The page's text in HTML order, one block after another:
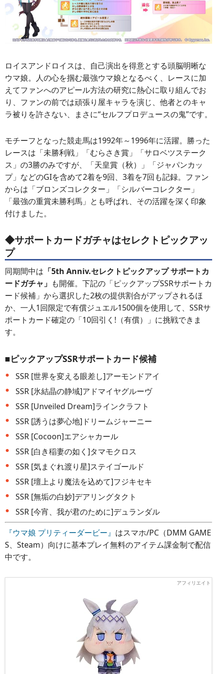
ロイスアンドロイスは、自己演出を得意とする頭脳明晰な
ウマ娘。人の心を掴む最強ウマ娘となるべく、レースに加
えてファンへのアピール方法の研究に熱心に取り組んでお
り、ファンの前では頑張り屋キャラを演じ、他者とのキャ
ラ被りを許さない、まさに“セルフプロデュースの鬼”です。
モチーフとなった競走馬は1992年～1996年に活躍。勝った
レースは「未勝利戦」「むらさき賞」「サロベツステーク
ス」の3勝のみですが、「天皇賞（秋）」「ジャパンカッ
プ」などのGIを含めて2着を9回、3着を7回も記録。ファン
からは「ブロンズコレクター」「シルバーコレクター」
「最強の重賞未勝利馬」とも呼ばれ、その活躍を深く印象
付けました。
◆サポートカードガチャはセレクトピックアッ
プ
同期間中は 「5th Anniv.セレクトピックアップ サポートカ
ードガチャ」 も開催。下記の「ピックアップSSRサポートカ
ード候補」から選択した2枚の提供割合がアップされるほ
か、一人1回限定で有償ジュエル1500個を使用して、SSRサ
ポートカード確定の「10回引く!（有償）」に挑戦できま
す。
■ピックアップSSRサポートカード候補
SSR [世界を変える眼差し]アーモンドアイ
SSR [氷結晶の静域]アドマイヤグルーヴ
SSR [Unveiled Dream]ラインクラフト
SSR [誘うは夢心地]ドリームジャーニー
SSR [Cocoon]エアシャカール
SSR [白き稲妻の如く]タマモクロス
SSR [気まぐれ渡り星]ステイゴールド
SSR [壇上より魔法を込めて]フジキセキ
SSR [無垢の白妙]デアリングタクト
SSR [今宵、我が君のために]デュランダル
『ウマ娘 プリティーダービー』 はスマホ/PC（DMM GAME
S、Steam）向けに基本プレイ無料のアイテム課金制で配信
中です。